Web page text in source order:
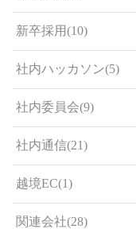
新卒採用(10)
社内ハッカソン(5)
社内委員会(9)
社内通信(21)
越境EC(1)
関連会社(28)